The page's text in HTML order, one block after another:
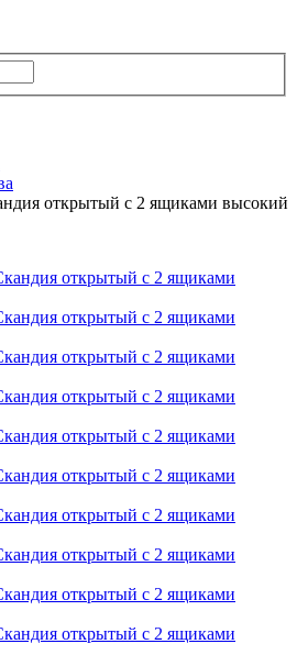
открытый с 2 ящиками высокий